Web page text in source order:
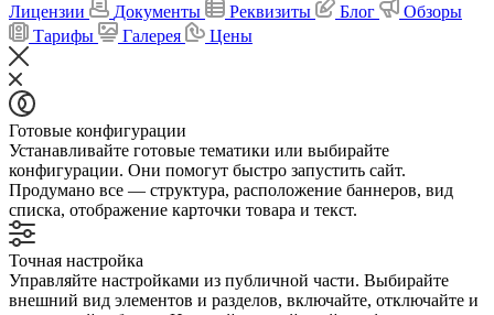
Лицензии
Документы Реквизиты Блог
Обзоры
Тарифы
Галерея Цены
Готовые конфигурации
Устанавливайте готовые тематики или выбирайте
конфигурации. Они помогут быстро запустить сайт.
Продумано все — структура, расположение баннеров, вид
списка, отображение карточки товара и текст.
Точная настройка
Управляйте настройками из публичной части. Выбирайте
внешний вид элементов и разделов, включайте, отключайте и